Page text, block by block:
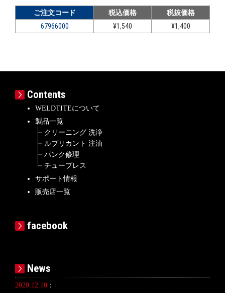
ご注文コード 税込価格
税抜価格
67966000
¥1,540 ¥1,400
Contents
WELDTITEについて
製品一覧
クリーニング 洗浄
ルブリカント 注油
パンク修理
チューブレス
サポート情報
販売店一覧
facebook
News
2020.12.10 ：